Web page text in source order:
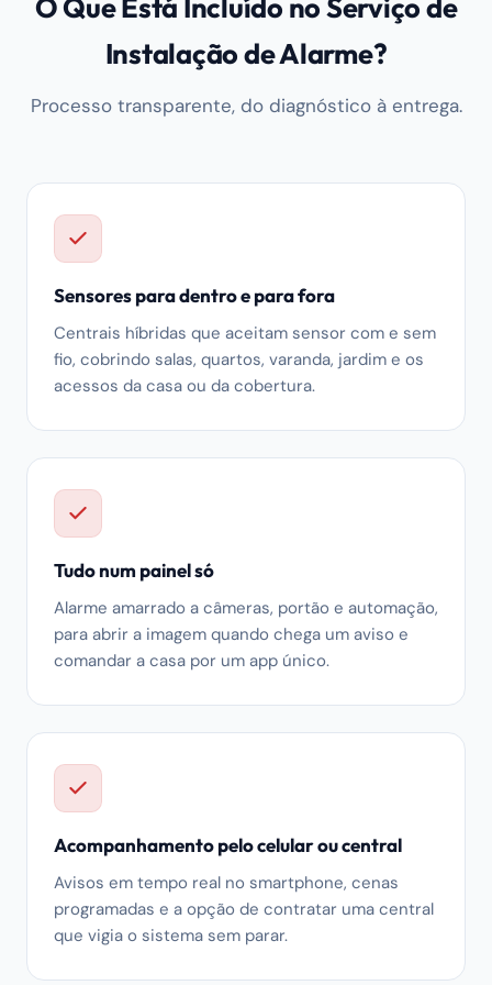
O Que Está Incluído no Serviço de
Instalação de Alarme?
Processo transparente, do diagnóstico à entrega.
Sensores para dentro e para fora
Centrais híbridas que aceitam sensor com e sem
fio, cobrindo salas, quartos, varanda, jardim e os
acessos da casa ou da cobertura.
Tudo num painel só
Alarme amarrado a câmeras, portão e automação,
para abrir a imagem quando chega um aviso e
comandar a casa por um app único.
Acompanhamento pelo celular ou central
Avisos em tempo real no smartphone, cenas
programadas e a opção de contratar uma central
que vigia o sistema sem parar.